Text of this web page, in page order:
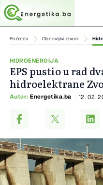
Početna Obnovljivi izvori
HIDROENERGIJA
EPS pustio u rad
hidroelektrane
Autor: Energetika.ba 12. 02.